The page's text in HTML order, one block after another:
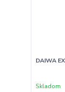
DAIWA
Skladom